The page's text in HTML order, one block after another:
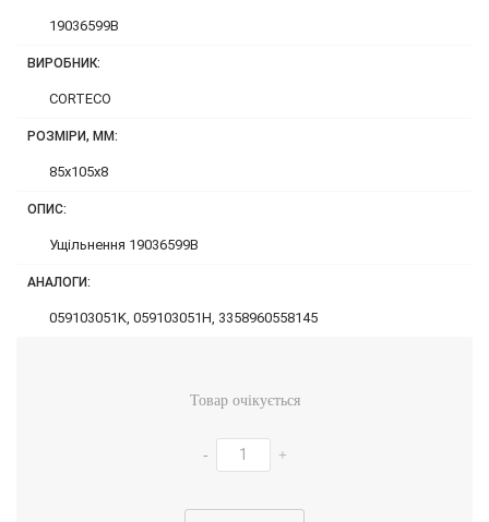
19036599B
ВИРОБНИК:
CORTECO
РОЗМІРИ, ММ:
85x105x8
ОПИС:
Ущільнення 19036599B
АНАЛОГИ:
059103051K, 059103051H, 3358960558145
Товар очікується
- +